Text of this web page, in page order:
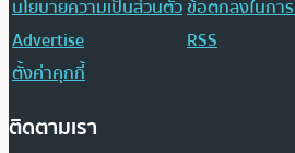
นโยบายความเป็นส่วนตัวข้อตกลงในกา
Advertise
RSS
ตั้งค่าคุกกี้
ติดตามเรา